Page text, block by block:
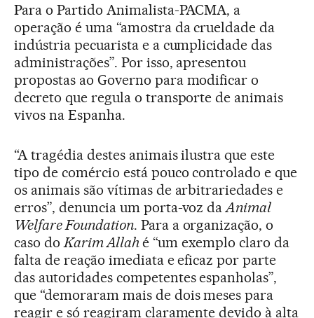
Para o Partido Animalista-PACMA, a
operação é uma “amostra da crueldade da
indústria pecuarista e a cumplicidade das
administrações”. Por isso, apresentou
propostas ao Governo para modificar o
decreto que regula o transporte de animais
vivos na Espanha.
“A tragédia destes animais ilustra que este
tipo de comércio está pouco controlado e que
os animais são vítimas de arbitrariedades e
erros”, denuncia um porta-voz daAnimal
Welfare Foundation. Para a organização, o
caso doKarim Allahé “um exemplo claro da
falta de reação imediata e eficaz por parte
das autoridades competentes espanholas”,
que “demoraram mais de dois meses para
reagir e só reagiram claramente devido à alta